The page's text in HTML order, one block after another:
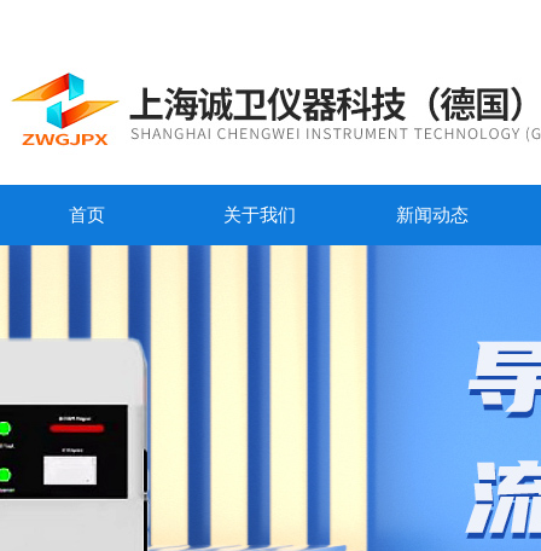
首页 关于我们 新闻动态